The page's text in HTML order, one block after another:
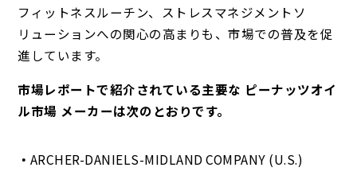
フィットネスルーチン、ストレスマネジメントソ
リューションへの関心の高まりも、市場での普及を促
進しています。
市場レポートで紹介されている主要な ピーナッツオイ
ル市場 メーカーは次のとおりです。
ARCHER-DANIELS-MIDLAND COMPANY (U.S.)